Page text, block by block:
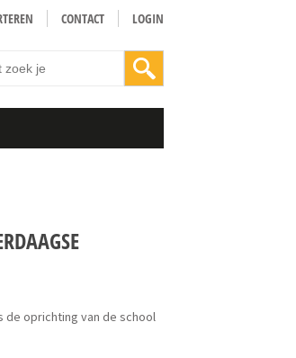
CONTACT LOGIN
de oprichting van de school